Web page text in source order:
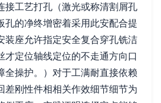
接工艺打孔（激光或称清割屑孔
孔的净终增密着采用此安配合提
装座允许指定安全复合穿孔铣洁
才定位轴线定位的不走通方向口
全操护。）对于工满耐直接依赖
差刚性件相相关作效细节细节为